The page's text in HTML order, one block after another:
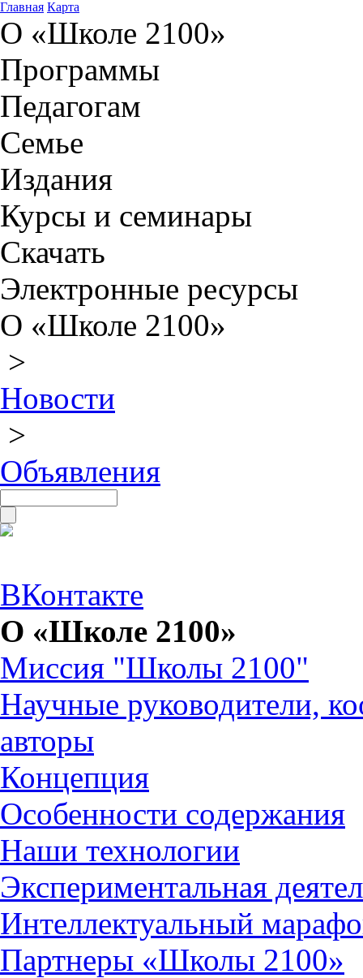
Главная Карта
О «Школе 2100»
Программы
Педагогам
Семье
Издания
Курсы и семинары
Скачать
Электронные ресурсы
О «Школе 2100»
>
Новости
>
Объявления
ВКонтакте
О «Школе 2100»
Миссия "Школы 2100"
Научные руководители,
авторы
Концепция
Особенности содержания
Наши технологии
Экспериментальная
Интеллектуальный
Партнеры «Школы 2100»